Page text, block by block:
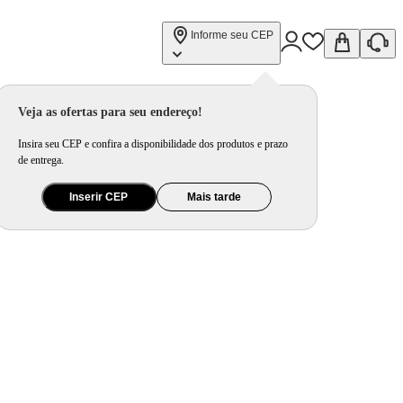
Informe seu CEP
Veja as ofertas para seu endereço!
Insira seu CEP e confira a disponibilidade dos produtos e prazo
de entrega.
Inserir CEP Mais tarde